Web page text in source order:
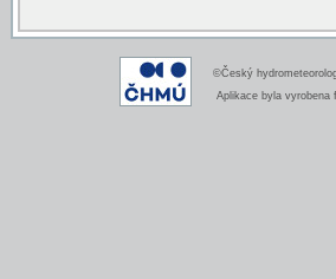
©Český
Aplikace byla vyrobena